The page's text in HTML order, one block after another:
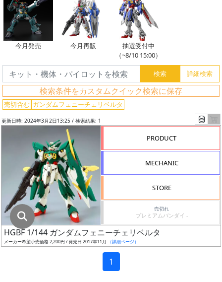
今月発売 今月再販
抽選受付中
（~8/10 15:00）
検索条件をカスタムクイック検索に保存
売切含む ガンダムフェニーチェリベルタ
索
グ
レ
ド
成
形
色
更新日時: 2024年3月2日13:25 / 検索結果: 1
PRODUCT
MECHANIC
STORE
売切れ
プレミアムバンダイ -
HGBF 1/144 ガンダムフェニーチェリベルタ
メーカー希望小売価格 2,200円 / 発売日 2017年11月 （詳細ページ）
1